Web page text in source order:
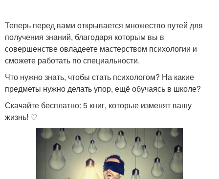
Теперь перед вами открывается множество путей для
получения знаний, благодаря которым вы в
совершенстве овладеете мастерством психологии и
сможете работать по специальности.
Что нужно знать, чтобы стать психологом? На какие
предметы нужно делать упор, ещё обучаясь в школе?
Скачайте бесплатно: 5 книг, которые изменят вашу
жизнь! ♡